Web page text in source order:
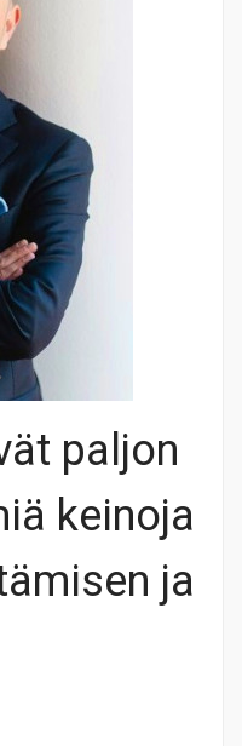
paljon
keinoja
ja